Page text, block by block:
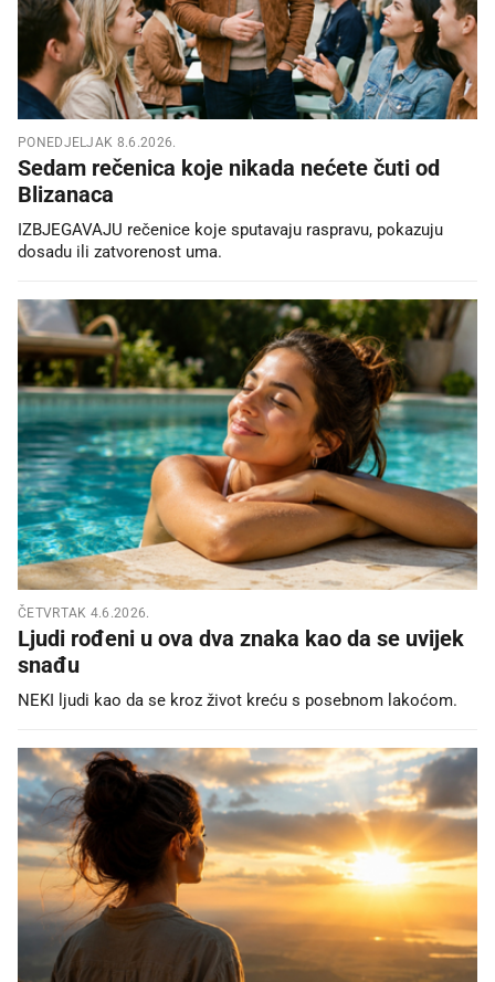
PONEDJELJAK 8.6.2026.
Sedam rečenica koje nikada nećete čuti od
Blizanaca
IZBJEGAVAJU rečenice koje sputavaju raspravu, pokazuju
dosadu ili zatvorenost uma.
ČETVRTAK 4.6.2026.
Ljudi rođeni u ova dva znaka kao da se uvijek
snađu
NEKI ljudi kao da se kroz život kreću s posebnom lakoćom.